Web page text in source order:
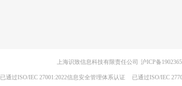
上海识致信息科技有限责任公司 沪ICP备
已通过ISO/IEC 27001:2022信息安全管理体系认证 已通过ISO/IEC